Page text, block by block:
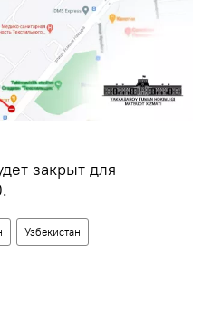
закрыт для
Узбекистан